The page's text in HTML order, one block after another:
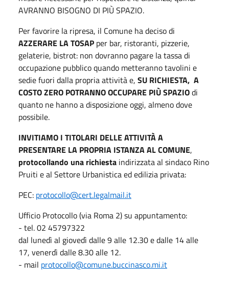
AVRANNO BISOGNO DI PIÙ SPAZIO.
Per favorire la ripresa, il Comune ha deciso di
AZZERARE LA TOSAP per bar, ristoranti, pizzerie,
gelaterie, bistrot: non dovranno pagare la tassa di
occupazione pubblico quando metteranno tavolini e
sedie fuori dalla propria attività e, SU RICHIESTA, A
COSTO ZERO POTRANNO OCCUPARE PIÙ SPAZIOdi
quanto ne hanno a disposizione oggi, almeno dove
possibile.
INVITIAMO I TITOLARI DELLE ATTIVITÀ A
PRESENTARE LA PROPRIA ISTANZA AL COMUNE,
protocollando una richiesta indirizzata al sindaco Rino
Pruiti e al Settore Urbanistica ed edilizia privata:
PEC: protocollo@cert.legalmail.it
Ufficio Protocollo (via Roma 2) su appuntamento:
- tel. 02 45797322
dal lunedì al giovedì dalle 9 alle 12.30 e dalle 14 alle
17, venerdì dalle 8.30 alle 12.
- mail protocollo@comune.buccinasco.mi.it